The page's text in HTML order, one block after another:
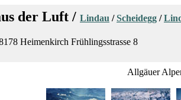
der Luft / Lindau /Scheidegg /
Heimenkirch Frühlingsstrasse 8
Allgäuer